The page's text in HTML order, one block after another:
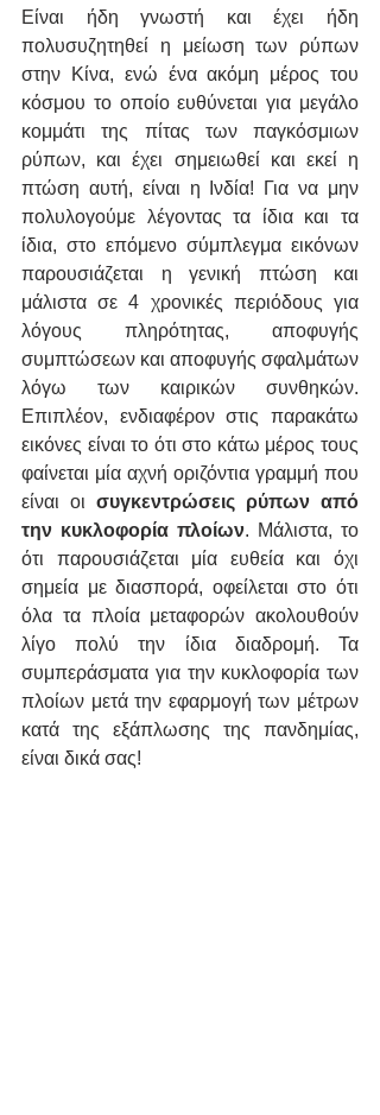
Είναι ήδη γνωστή και έχει ήδη
πολυσυζητηθεί η μείωση των ρύπων
στην Κίνα, ενώ ένα ακόμη μέρος του
κόσμου το οποίο ευθύνεται για μεγάλο
κομμάτι της πίτας των παγκόσμιων
ρύπων, και έχει σημειωθεί και εκεί η
πτώση αυτή, είναι η Ινδία! Για να μην
πολυλογούμε λέγοντας τα ίδια και τα
ίδια, στο επόμενο σύμπλεγμα εικόνων
παρουσιάζεται η γενική πτώση και
μάλιστα σε 4 χρονικές περιόδους για
λόγους πληρότητας, αποφυγής
συμπτώσεων και αποφυγής σφαλμάτων
λόγω των καιρικών συνθηκών.
Επιπλέον, ενδιαφέρον στις παρακάτω
εικόνες είναι το ότι στο κάτω μέρος τους
φαίνεται μία αχνή οριζόντια γραμμή που
είναι οι συγκεντρώσεις ρύπων από
την κυκλοφορία πλοίων. Μάλιστα, το
ότι παρουσιάζεται μία ευθεία και όχι
σημεία με διασπορά, οφείλεται στο ότι
όλα τα πλοία μεταφορών ακολουθούν
λίγο πολύ την ίδια διαδρομή. Τα
συμπεράσματα για την κυκλοφορία των
πλοίων μετά την εφαρμογή των μέτρων
κατά της εξάπλωσης της πανδημίας,
είναι δικά σας!